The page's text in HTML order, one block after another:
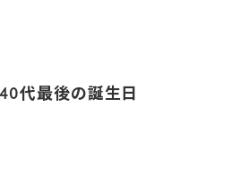
40代最後の誕生日